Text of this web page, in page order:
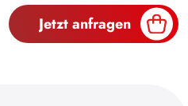
Jetzt anfragen